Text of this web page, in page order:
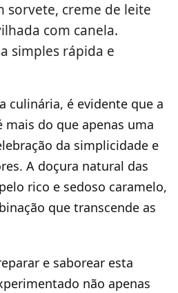
sorvete, creme de leite
com canela.
simples rápida e
culinária, é evidente que a
mais do que apenas uma
da simplicidade e
A doçura natural das
rico e sedoso caramelo,
que transcende as
e saborear esta
não apenas